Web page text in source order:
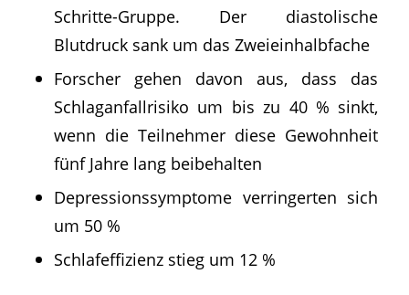
Schritte-Gruppe. Der diastolische
Blutdruck sank um das Zweieinhalbfache
Forscher gehen davon aus, dass das
Schlaganfallrisiko um bis zu 40 % sinkt,
wenn die Teilnehmer diese Gewohnheit
fünf Jahre lang beibehalten
Depressionssymptome verringerten sich
um 50 %
Schlafeffizienz stieg um 12 %